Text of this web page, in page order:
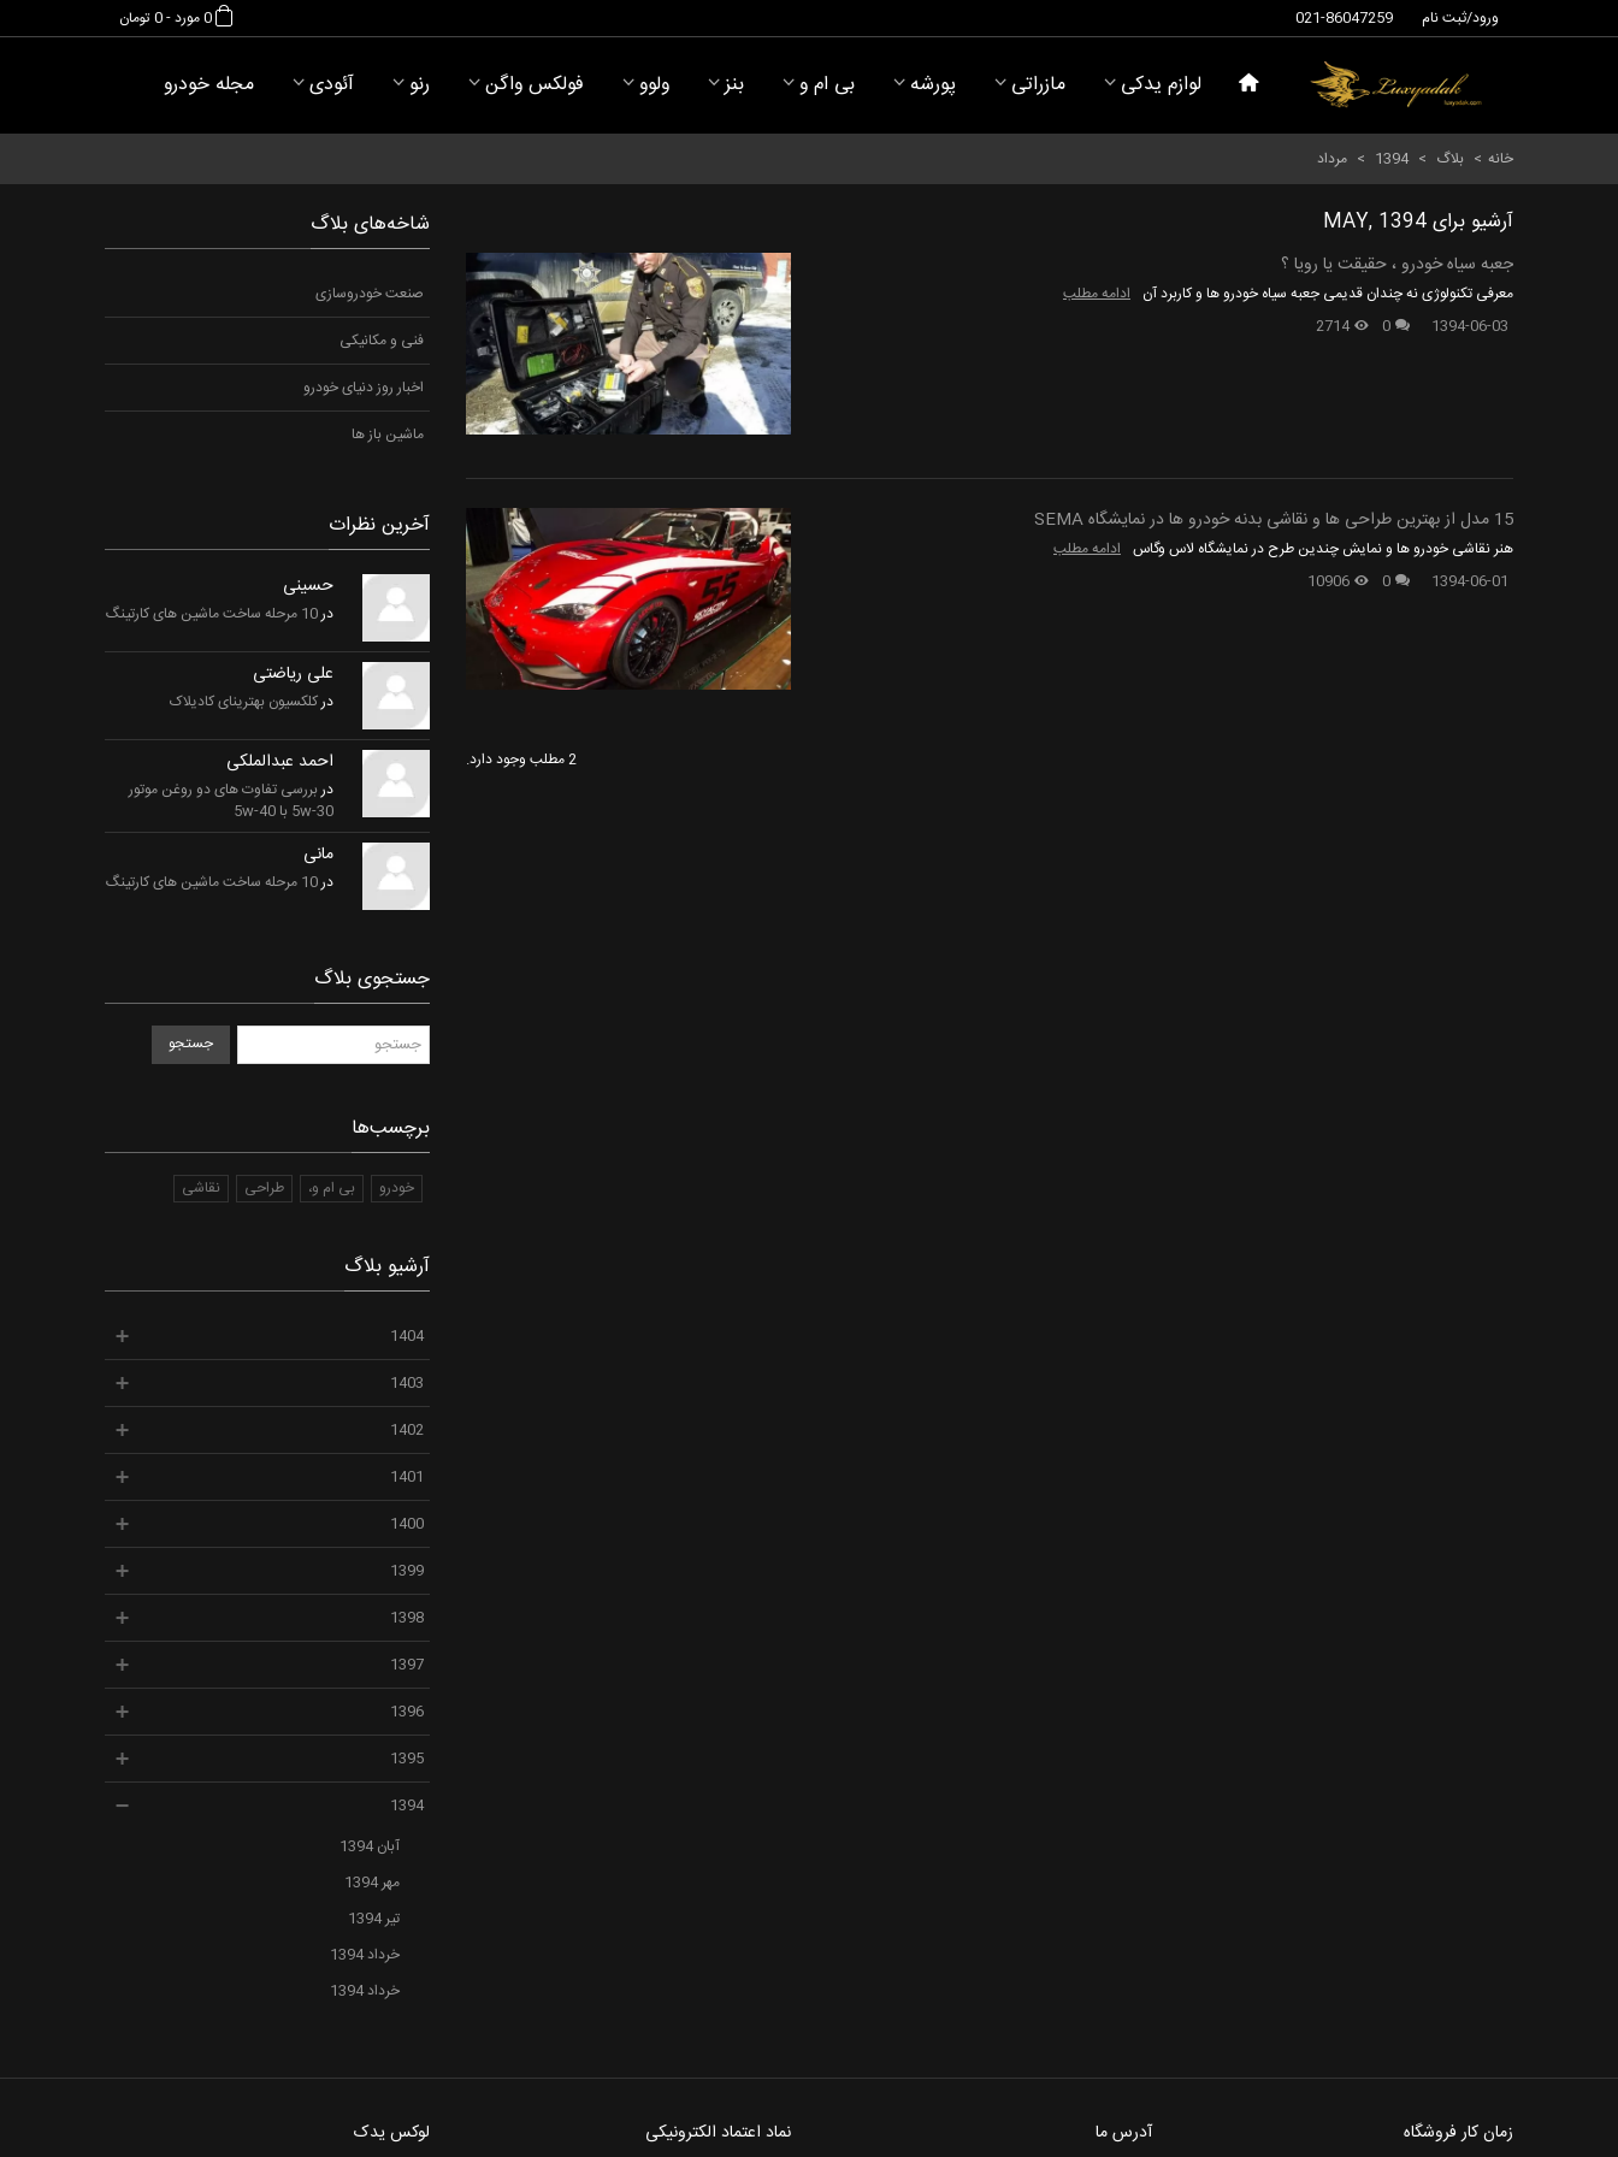
021-86047259 ورود/ثبت نام 0مورد-0 تومان
لوازم یدکی مازراتی پورشه بی ام و بنز ولوو فولکس واگن رنو آئودی مجله خودرو
خانه > بلاگ >
1394
> مرداد
آرشیو برای MAY, 1394
جعبه سیاه خودرو ، حقیقت یا رویا ؟
معرفی تکنولوژی نه چندان قدیمی جعبه سیاه خودرو ها و کاربرد آن ادامه مطلب
1394-06-03
0
2714
15 مدل از بهترین طراحی ها و نقاشی بدنه خودرو ها در نمایشگاه SEMA
هنر نقاشی خودرو ها و نمایش چندین طرح در نمایشگاه لاس وگاس ادامه مطلب
1394-06-01
0
10906
2 مطلب وجود دارد.
شاخه‌های بلاگ
صنعت خودروسازی
فنی و مکانیکی
اخبار روز دنیای خودرو
ماشین باز ها
آخرین نظرات
حسینی
در10 مرحله ساخت ماشین های کارتینگ
علی ریاضتی
درکلکسیون بهترینای کادیلاک
احمد عبدالملکی
دربررسی تفاوت های دو روغن موتور
5w-30 با 5w-40
مانی
در10 مرحله ساخت ماشین های کارتینگ
جستجوی بلاگ
جستجو
برچسب‌ها
خودرو بی ام و، طراحی نقاشی
آرشیو بلاگ
1404
1403
1402
1401
1400
1399
1398
1397
1396
1395
1394
آبان 1394
مهر 1394
تیر 1394
خرداد 1394
خرداد 1394
زمان کار فروشگاه آدرس ما نماد اعتماد الکترونیکی لوکس یدک